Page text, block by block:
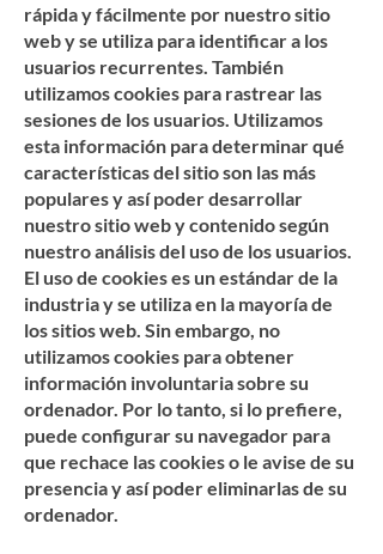
rápida y fácilmente por nuestro sitio
web y se utiliza para identificar a los
usuarios recurrentes. También
utilizamos cookies para rastrear las
sesiones de los usuarios. Utilizamos
esta información para determinar qué
características del sitio son las más
populares y así poder desarrollar
nuestro sitio web y contenido según
nuestro análisis del uso de los usuarios.
El uso de cookies es un estándar de la
industria y se utiliza en la mayoría de
los sitios web. Sin embargo, no
utilizamos cookies para obtener
información involuntaria sobre su
ordenador. Por lo tanto, si lo prefiere,
puede configurar su navegador para
que rechace las cookies o le avise de su
presencia y así poder eliminarlas de su
ordenador.